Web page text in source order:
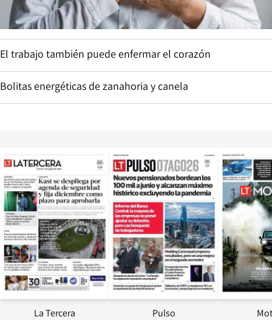
El trabajo también puede enfermar el corazón
Bolitas energéticas de zanahoria y canela
Opens in new window
La Tercera
Opens in
Pulso